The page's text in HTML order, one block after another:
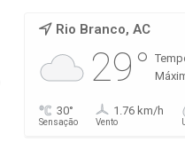
Rio Branco, AC
29°
30°
Sensação
1.76 km/h
Vento